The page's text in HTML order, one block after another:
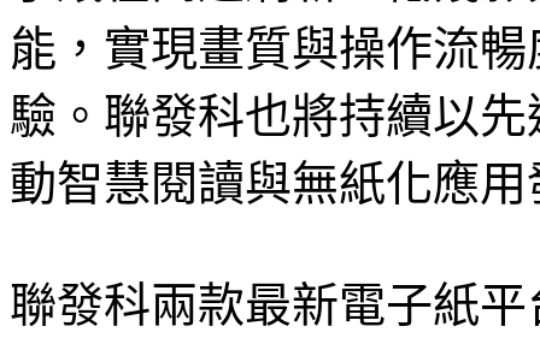
能，實現畫質與操作流
驗。聯發科也將持續以
動智慧閱讀與無紙化應用
聯發科兩款最新電子紙